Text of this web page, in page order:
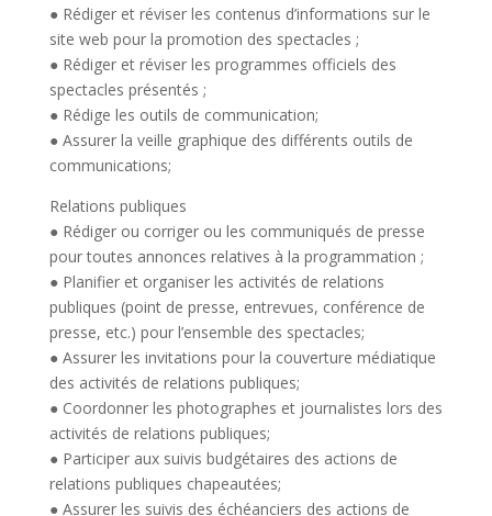
● Rédiger et réviser les contenus d’informations sur le
site web pour la promotion des spectacles ;
● Rédiger et réviser les programmes officiels des
spectacles présentés ;
● Rédige les outils de communication;
● Assurer la veille graphique des différents outils de
communications;
Relations publiques
● Rédiger ou corriger ou les communiqués de presse
pour toutes annonces relatives à la programmation ;
● Planifier et organiser les activités de relations
publiques (point de presse, entrevues, conférence de
presse, etc.) pour l’ensemble des spectacles;
● Assurer les invitations pour la couverture médiatique
des activités de relations publiques;
● Coordonner les photographes et journalistes lors des
activités de relations publiques;
● Participer aux suivis budgétaires des actions de
relations publiques chapeautées;
● Assurer les suivis des échéanciers des actions de